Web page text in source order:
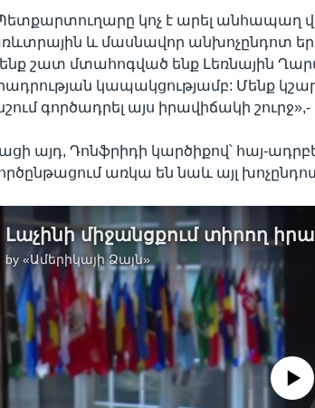
կոչ է արել անհապաղ
և մասնավոր անխոչընդոտ
շատ մտահոգված ենք Լեռնային
կապակցությամբ: Մենք
գործադրել այս իրավիճակի
այդ, Դոնֆրիդի կարծիքով՝ հայ-
առկա են նաև այլ
by«Ամերիկայի Ձայն»
No media source